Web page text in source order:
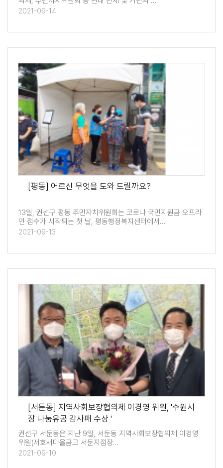
2021-09-14
[평동] 어르신 무엇을 도와 드릴까요?
13일, 권선구 평동 주민자치위원회는 코로나 국민지원금 오프라
인 접수가 시작되는 첫 날, 평동행정복지센터에서…
2021-09-13
[서둔동] 지역사회보장협의체 이경영 위원, '수원시
장 나눔유공 감사패 수상 '
권선구 서둔동은 지난 9일, 서둔동 지역사회보장협의체 이경영
위원(서호새마을금고 서둔지점장…
2021-09-10